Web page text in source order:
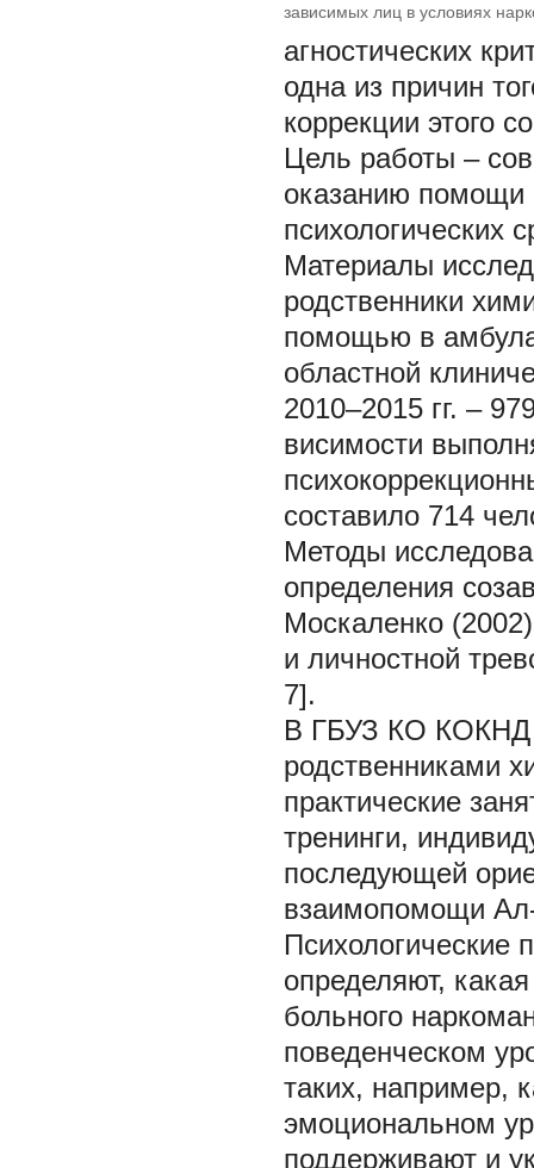
зависимых лиц в условиях
агностических
одна из причин
коррекции этого
Цель работы –
оказанию
психологических
Материалы
родственники
помощью в
областной
2010–2015 гг. –
висимости
составило 714
Методы
определения
Москаленко
и личностной
7].
В ГБУЗ КО КОКНД
родственниками
практические
тренинги,
последующей
взаимопомощи
Психологические
определяют,
больного
поведенческом
таких, например,
эмоциональном
поддерживают и